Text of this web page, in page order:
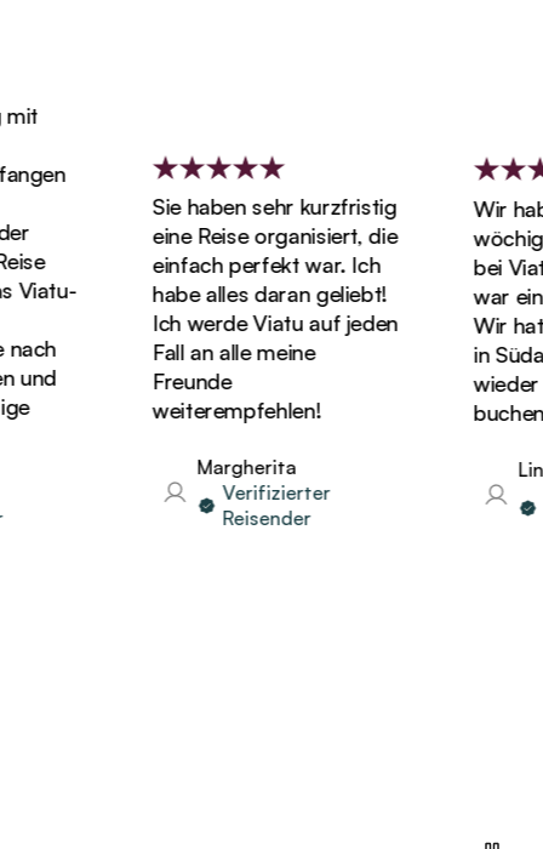
Sie haben sehr kurzfristig
eine Reise organisiert, die
einfach perfekt war. Ich
habe alles daran geliebt!
Ich werde Viatu auf jeden
Fall an alle meine
Freunde
weiterempfehlen!
Margherita
Verifizierter
Reisender
Wir
bei
war
Wir
in
wieder
buchen!
Linda